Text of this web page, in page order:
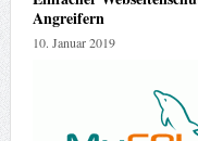
Angreifern
10. Januar 2019